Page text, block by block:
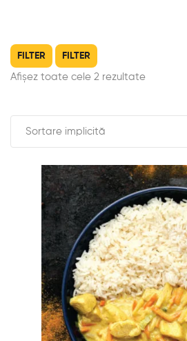
FILTER FILTER
Afișez toate cele 2 rezultate